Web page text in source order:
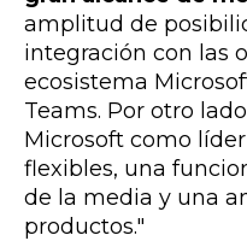
amplitud de
integración con las
ecosistema
Teams. Por otro
Microsoft como
flexibles, una
de la media y una
productos."